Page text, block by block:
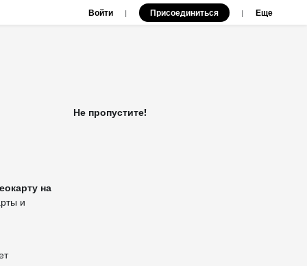
Войти | Присоединиться | Еще
на
и
Не пропустите!